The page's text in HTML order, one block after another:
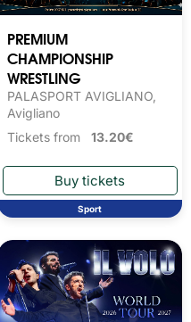
PREMIUM
CHAMPIONSHIP
WRESTLING
PALASPORT AVIGLIANO,
Avigliano
Tickets from 13.20€
Sport